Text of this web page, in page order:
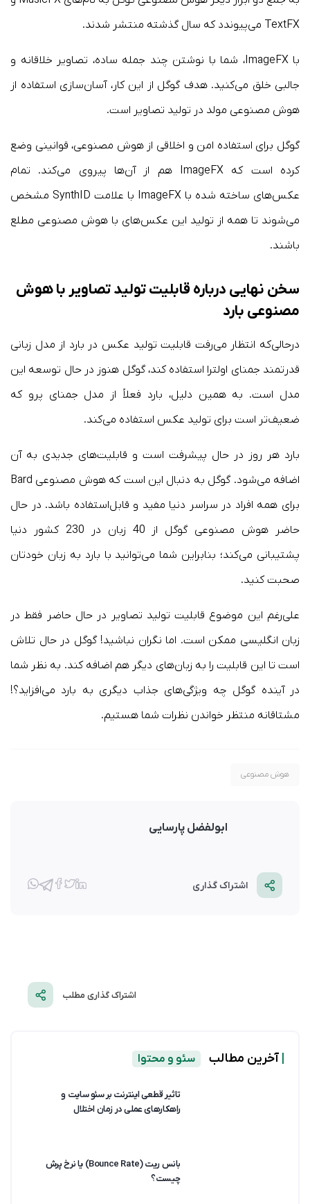
TextFX می‌پیوندد که سال گذشته منتشر شدند.
با ImageFX، شما با نوشتن چند جمله ساده، تصاویر خلاقانه و
جالبی خلق می‌کنید. هدف گوگل از این کار، آسان‌سازی استفاده از
هوش مصنوعی مولد در تولید تصاویر است.
گوگل برای استفاده امن و اخلاقی از هوش مصنوعی، قوانینی وضع
کرده است که ImageFX هم از آن‌ها پیروی می‌کند. تمام
عکس‌های ساخته شده با ImageFX با علامت SynthID مشخص
می‌شوند تا همه از تولید این عکس‌های با هوش مصنوعی مطلع
باشند.
سخن نهایی درباره قابلیت تولید تصاویر با هوش
مصنوعی بارد
درحالی‌که انتظار می‌رفت قابلیت تولید عکس در بارد از مدل زبانی
قدرتمند جمنای اولترا استفاده کند، گوگل هنوز در حال توسعه این
مدل است. به همین دلیل، بارد فعلاً از مدل جمنای پرو که
ضعیف‌تر است برای تولید عکس استفاده می‌کند.
بارد هر روز در حال پیشرفت است و قابلیت‌های جدیدی به آن
اضافه می‌شود. گوگل به دنبال این است که هوش مصنوعی Bard
برای همه افراد در سراسر دنیا مفید و قابل‌استفاده باشد. در حال
حاضر هوش مصنوعی گوگل از 40 زبان در 230 کشور دنیا
پشتیبانی می‌کند؛ بنابراین شما می‌توانید با بارد به زبان خودتان
صحبت کنید.
علی‌رغم این موضوع قابلیت تولید تصاویر در حال حاضر فقط در
زبان انگلیسی ممکن است. اما نگران نباشید! گوگل در حال تلاش
است تا این قابلیت را به زبان‌های دیگر هم اضافه کند. به نظر شما
در آینده گوگل چه ویژگی‌های جذاب دیگری به بارد می‌افزاید؟!
مشتاقانه منتظر خواندن نظرات شما هستیم.
هوش مصنوعی
ابولفضل پارسایی
اشتراک گذاری
اشتراک گذاری مطلب
آخرین مطالب سئو و محتوا
تاثیر قطعی اینترنت بر سئو سایت و
راهکارهای عملی در زمان اختلال
بانس ریت (Bounce Rate) یا نرخ پرش
چیست؟